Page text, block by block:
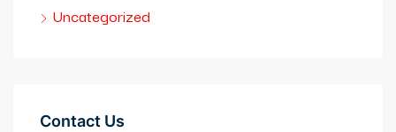
Uncategorized
Contact Us